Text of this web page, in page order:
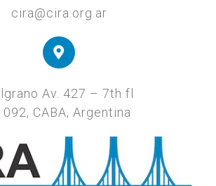
cira@cira.org.ar
Av. 427 – 7th fl
CABA, Argentina